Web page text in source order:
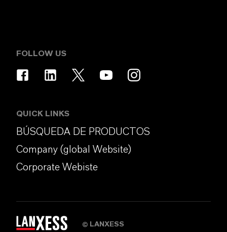
FOLLOW US
QUICK LINKS
BÚSQUEDA DE PRODUCTOS
Company (global Website)
Corporate Webiste
© LANXESS